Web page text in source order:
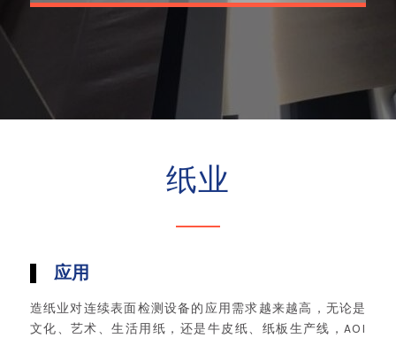
纸业
应用
造纸业对连续表面检测设备的应用需求越来越高，无论是
文化、艺术、生活用纸，还是牛皮纸、纸板生产线，AOI